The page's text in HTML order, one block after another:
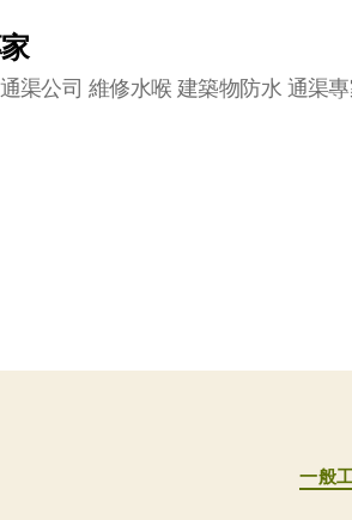
渠公司 維修水喉 建築物防水 通渠
一般